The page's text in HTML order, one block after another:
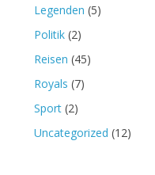
Legenden (5)
Politik (2)
Reisen (45)
Royals (7)
Sport (2)
Uncategorized (12)